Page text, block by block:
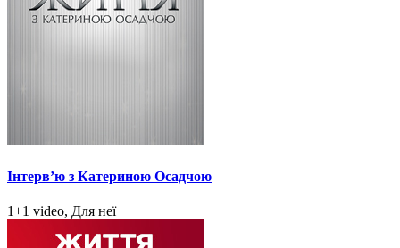
Інтерв’ю з Катериною Осадчою
1+1 video, Для неї